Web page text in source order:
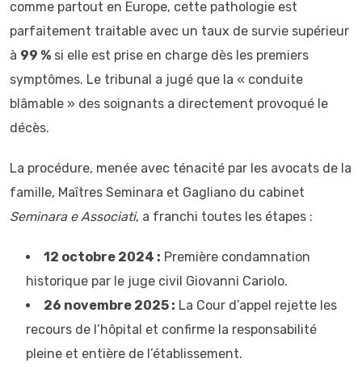
comme partout en Europe, cette pathologie est
parfaitement traitable avec un taux de survie supérieur
à 99 % si elle est prise en charge dès les premiers
symptômes. Le tribunal a jugé que la « conduite
blâmable » des soignants a directement provoqué le
décès.
La procédure, menée avec ténacité par les avocats de la
famille, Maîtres Seminara et Gagliano du cabinet
Seminara e Associati, a franchi toutes les étapes :
12 octobre 2024 : Première condamnation
historique par le juge civil Giovanni Cariolo.
26 novembre 2025 : La Cour d’appel rejette les
recours de l’hôpital et confirme la responsabilité
pleine et entière de l’établissement.